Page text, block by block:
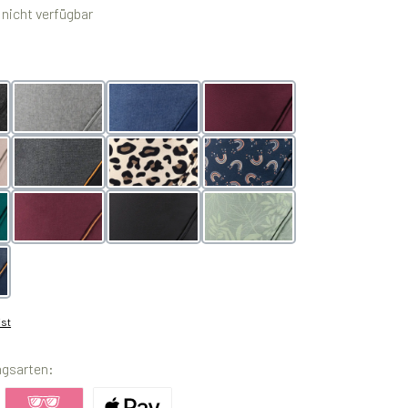
verfügbar
melangegrey melangeblue Happy Kiss
Blush denimblack toffee
Leo night
Lagoon denimberry toffeemonochrome obsidianBotanic Green
toffee